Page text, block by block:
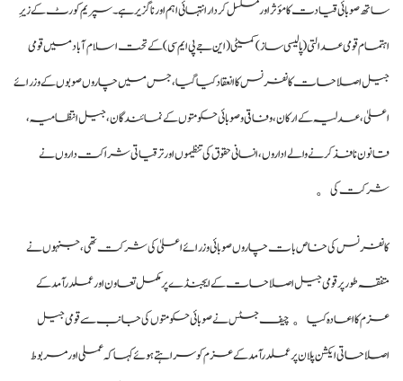
ساتھ صوبائی قیادت کا مؤثر اور مسلسل کردار انتہائی اہم اور ناگزیر ہے۔ سپریم کورٹ کے زیرِ
اہتمام قومی عدالتی (پالیسی ساز) کمیٹی (این جے پی ایم سی) کے تحت اسلام آباد میں قومی
جیل اصلاحات کانفرنس کا انعقاد کیا گیا، جس میں چاروں صوبوں کے وزرائے
اعلیٰ، عدلیہ کے ارکان، وفاقی و صوبائی حکومتوں کے نمائندگان، جیل انتظامیہ،
قانون نافذ کرنے والے اداروں، انسانی حقوق کی تنظیموں اور ترقیاتی شراکت داروں نے
شرکت کی。
کانفرنس کی خاص بات چاروں صوبائی وزرائے اعلیٰ کی شرکت تھی، جنہوں نے
متفقہ طور پر قومی جیل اصلاحات کے ایجنڈے پر مکمل تعاون اور عملدرآمد کے
عزم کا اعادہ کیا。 چیف جسٹس نے صوبائی حکومتوں کی جانب سے قومی جیل
اصلاحاتی ایکشن پلان پر عملدرآمد کے عزم کو سراہتے ہوئے کہا کہ عملی اور مربوط